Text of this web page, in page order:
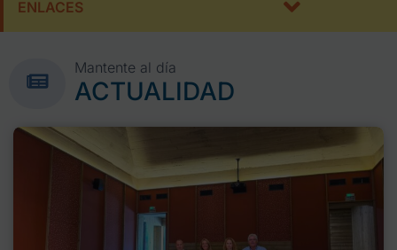
ENLACES
Mantente al día
ACTUALIDAD